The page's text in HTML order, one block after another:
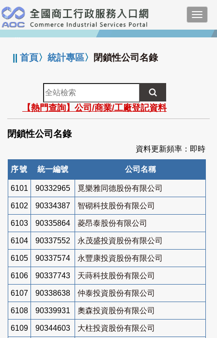
跳
到
主
要
:::
||首頁〉統計專區〉 閉鎖性公司名錄
全
站
檢
索
【熱門查詢】公司/商業/工廠登記資料
閉鎖性公司名錄
資料更新頻率：即時
序號 統一編號 公司名稱
6101 90332965 覓樂雅同德股份有限公司
6102 90334387 智砌科技股份有限公司
6103 90335864 菱昂泰股份有限公司
6104 90337552 永茂盛投資股份有限公司
6105 90337574 永豐康投資股份有限公司
6106 90337743 天蒔科技股份有限公司
6107 90338638 仲泰投資股份有限公司
6108 90339931 奧森投資股份有限公司
6109 90344603 大柱投資股份有限公司